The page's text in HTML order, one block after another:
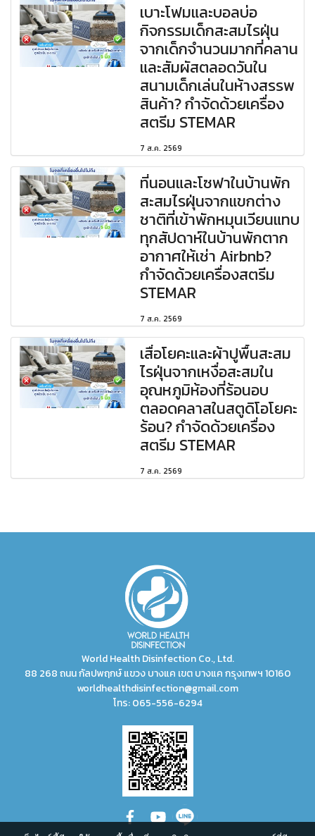
เบาะโฟมและบอลบ่อ
กิจกรรมเด็กสะสมไรฝุ่น
จากเด็กจำนวนมากที่คลาน
และสัมผัสตลอดวันใน
สนามเด็กเล่นในห้างสรรพ
สินค้า? กำจัดด้วยเครื่อง
สตรีม STEMAR
7 ส.ค. 2569
ที่นอนและโซฟาในบ้านพัก
สะสมไรฝุ่นจากแขกต่าง
ชาติที่เข้าพักหมุนเวียนแทบ
ทุกสัปดาห์ในบ้านพักตาก
อากาศให้เช่า Airbnb?
กำจัดด้วยเครื่องสตรีม
STEMAR
7 ส.ค. 2569
เสื่อโยคะและผ้าปูพื้นสะสม
ไรฝุ่นจากเหงื่อสะสมใน
อุณหภูมิห้องที่ร้อนอบ
ตลอดคลาสในสตูดิโอโยคะ
ร้อน? กำจัดด้วยเครื่อง
สตรีม STEMAR
7 ส.ค. 2569
World Health Disinfection Co., Ltd.
88 268 ถนน กัลปพฤกษ์ แขวง บางแค เขต บางแค กรุงเทพฯ 10160
worldhealthdisinfection@gmail.com
โทร:065-556-6294